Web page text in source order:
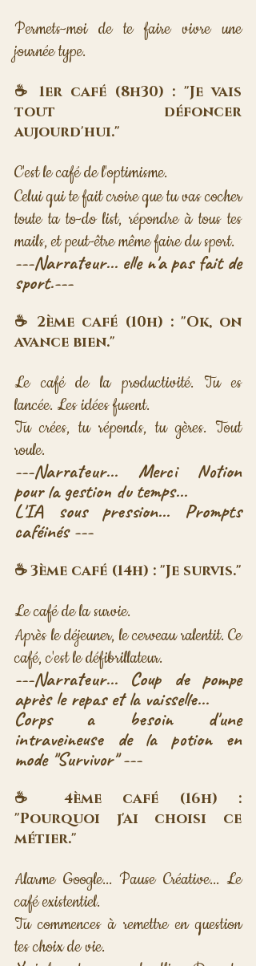
Permets-moi de te faire vivre une
journée type.
☕ 1er café (8h30) : "Je vais
tout défoncer
aujourd'hui."
C'est le café de l'optimisme.
Celui qui te fait croire que tu vas cocher
toute ta to-do list, répondre à tous tes
mails, et peut-être même faire du sport.
---Narrateur... elle n'a pas fait de
sport.---
☕ 2ème café (10h) : "Ok, on
avance bien."
Le café de la productivité. Tu es
lancée. Les idées fusent.
Tu crées, tu réponds, tu gères. Tout
roule.
---Narrateur... Merci Notion
pour la gestion du temps...
L'IA sous pression... Prompts
caféinés ---
☕ 3ème café (14h) : "Je survis."
Le café de la survie.
Après le déjeuner, le cerveau ralentit. Ce
café, c'est le défibrillateur.
---Narrateur... Coup de pompe
après le repas et la vaisselle...
Corps a besoin d'une
intraveineuse de la potion en
mode "Survivor" ---
☕ 4ème café (16h) :
"Pourquoi j'ai choisi ce
métier."
Alarme Google... Pause Créative... Le
café existentiel.
Tu commences à remettre en question
tes choix de vie.